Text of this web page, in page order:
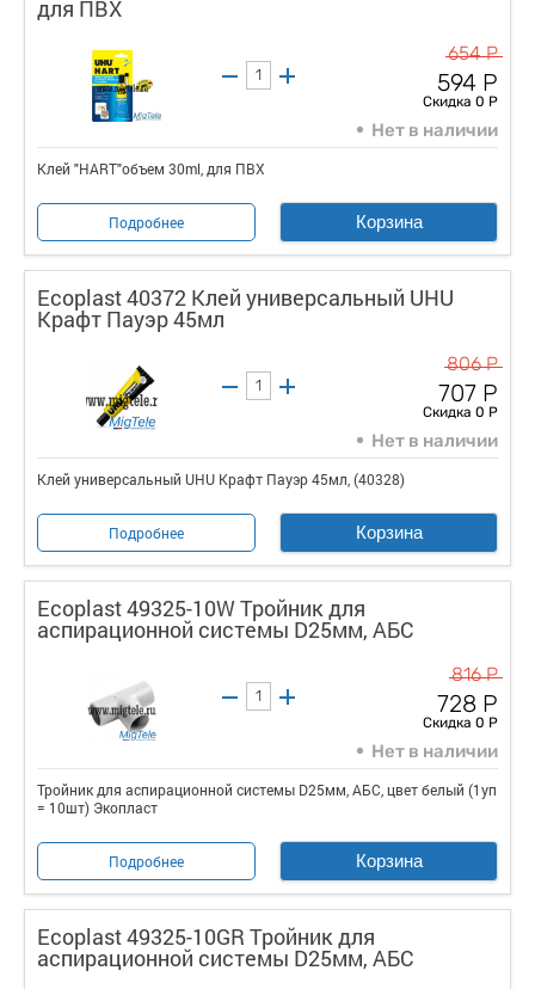
для ПВХ
654 Р
594 Р
Скидка 0 Р
Нет в наличии
Клей "HART"объем 30ml, для ПВХ
Подробнее Корзина
Ecoplast 40372 Клей универсальный UHU
Крафт Пауэр 45мл
806 Р
707 Р
Скидка 0 Р
Нет в наличии
Клей универсальный UHU Крафт Пауэр 45мл, (40328)
Подробнее Корзина
Ecoplast 49325-10W Тройник для
аспирационной системы D25мм, АБС
816 Р
728 Р
Скидка 0 Р
Нет в наличии
Тройник для аспирационной системы D25мм, АБС, цвет белый (1уп
= 10шт) Экопласт
Подробнее Корзина
Ecoplast 49325-10GR Тройник для
аспирационной системы D25мм, АБС